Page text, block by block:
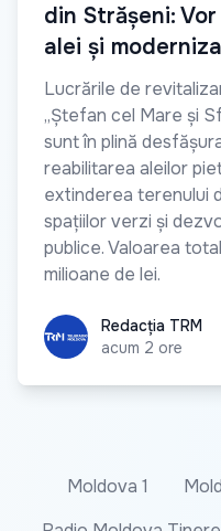
din Strășeni:
alei și
Lucrările de
„Ștefan cel Mare și
sunt în plină
reabilitarea aleilor
extinderea terenului
spațiilor verzi și
publice. Valoarea
milioane de lei.
Redacția TRM
Redacția TRM
acum 2 ore
Moldova 1